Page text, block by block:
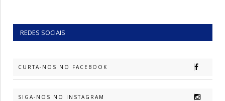
REDES SOCIAIS
CURTA-NOS NO FACEBOOK
SIGA-NOS NO INSTAGRAM